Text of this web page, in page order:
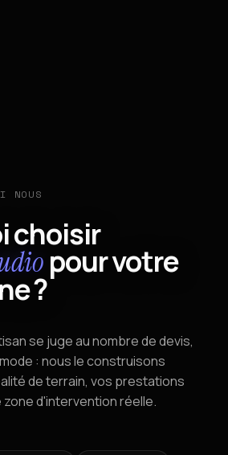
NOUS
choisir
pour votre
?
se juge au nombre de devis,
: nous le construisons
de terrain, vos prestations
d'intervention réelle.